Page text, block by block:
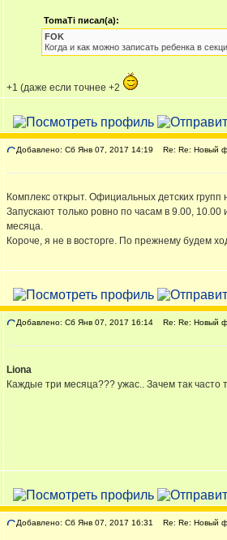
TomaTi писал(а):
FOK
Когда и как можно записать ребенка в
+1 (даже если точнее +2
Добавлено: Сб Янв 07, 2017 14:19 Re: Re: Новый
Комплекс открыт. Официальных детских групп
Запускают только ровно по часам в 9.00,
месяца.
Короче, я не в восторге. По прежнему будем
Добавлено: Сб Янв 07, 2017 16:14 Re: Re: Новый
Liona
Каждые три месяца??? ужас.. Зачем так часто
Добавлено: Сб Янв 07, 2017 16:31 Re: Re: Новый